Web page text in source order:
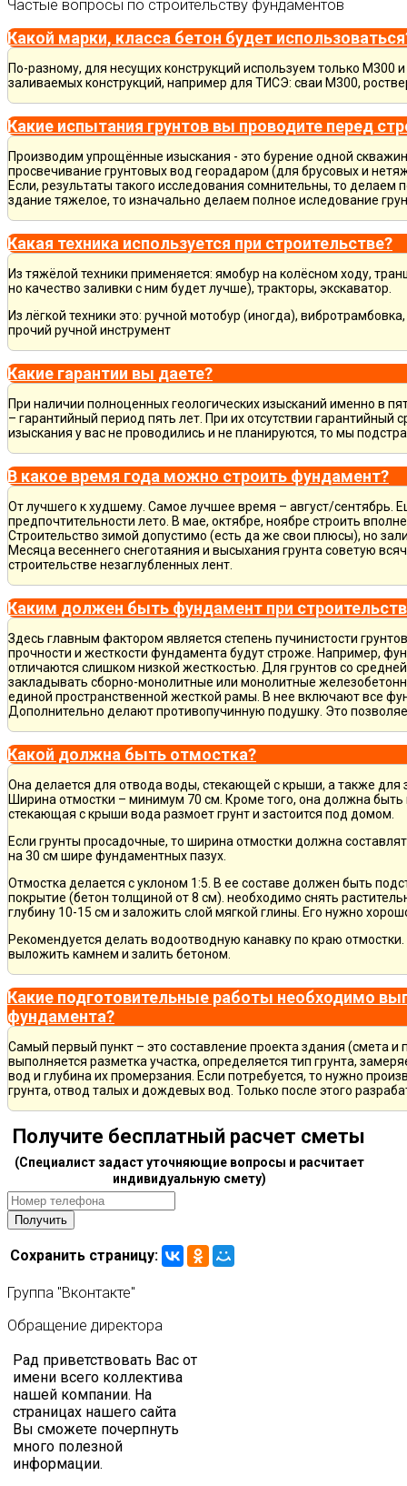
Частые вопросы по строительству фундаментов
Какой марки, класса бетон будет
По-разному, для несущих конструкций используем только М300
заливаемых конструкций, например для ТИСЭ: сваи М300,
Какие испытания грунтов вы проводите перед
Производим упрощённые изыскания - это бурение одной
просвечивание грунтовых вод георадаром (для брусовых и
Если, результаты такого исследования сомнительны, то
здание тяжелое, то изначально делаем полное иследование
Какая техника используется при строительстве?
Из тяжёлой техники применяется: ямобур на колёсном ходу,
но качество заливки с ним будет лучше), тракторы, экскаватор.
Из лёгкой техники это: ручной мотобур (иногда),
прочий ручной инструмент
Какие гарантии вы даете?
При наличии полноценных геологических изысканий именно в
– гарантийный период пять лет. При их отсутствии гарантийный
изыскания у вас не проводились и не планируются, то мы
В какое время года можно строить фундамент?
От лучшего к худшему. Самое лучшее время – август/сентябрь.
предпочтительности лето. В мае, октябре, ноябре строить
Строительство зимой допустимо (есть да же свои плюсы), но
Месяца весеннего снеготаяния и высыхания грунта советую
строительстве незаглубленных лент.
Каким должен быть фундамент при
Здесь главным фактором является степень пучинистости
прочности и жесткости фундамента будут строже. Например,
отличаются слишком низкой жесткостью. Для грунтов со
закладывать сборно-монолитные или монолитные
единой пространственной жесткой рамы. В нее включают все
Дополнительно делают противопучинную подушку. Это
Какой должна быть отмостка?
Она делается для отвода воды, стекающей с крыши, а также для
Ширина отмостки – минимум 70 см. Кроме того, она должна быть
стекающая с крыши вода размоет грунт и застоится под домом.
Если грунты просадочные, то ширина отмостки должна
на 30 см шире фундаментных пазух.
Отмостка делается с уклоном 1:5. В ее составе должен быть
покрытие (бетон толщиной от 8 см). необходимо снять
глубину 10-15 см и заложить слой мягкой глины. Его нужно
Рекомендуется делать водоотводную канавку по краю
выложить камнем и залить бетоном.
Какие подготовительные работы необходимо
фундамента?
Самый первый пункт – это составление проекта здания (смета
выполняется разметка участка, определяется тип грунта,
вод и глубина их промерзания. Если потребуется, то нужно
грунта, отвод талых и дождевых вод. Только после этого
Получите бесплатный расчет сметы
(Специалист задаст уточняющие вопросы и расчитает
индивидуальную смету)
Сохранить страницу:
Группа "Вконтакте"
Обращение директора
Рад приветствовать Вас от
имени всего коллектива
нашей компании. На
страницах нашего сайта
Вы сможете почерпнуть
много полезной
информации.